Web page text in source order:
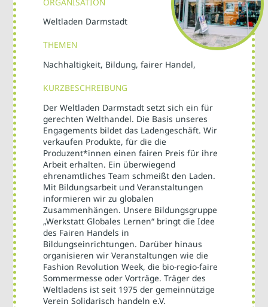
Weltladen Darmstadt
THEMEN
Nachhaltigkeit, Bildung, fairer Handel,
KURZBESCHREIBUNG
Der Weltladen Darmstadt setzt sich ein für
gerechten Welthandel. Die Basis unseres
Engagements bildet das Ladengeschäft. Wir
verkaufen Produkte, für die die
Produzent*innen einen fairen Preis für ihre
Arbeit erhalten. Ein überwiegend
ehrenamtliches Team schmeißt den Laden.
Mit Bildungsarbeit und Veranstaltungen
informieren wir zu globalen
Zusammenhängen. Unsere Bildungsgruppe
„Werkstatt Globales Lernen“ bringt die Idee
des Fairen Handels in
Bildungseinrichtungen. Darüber hinaus
organisieren wir Veranstaltungen wie die
Fashion Revolution Week, die bio-regio-faire
Sommermesse oder Vorträge. Träger des
Weltladens ist seit 1975 der gemeinnützige
Verein Solidarisch handeln e.V.